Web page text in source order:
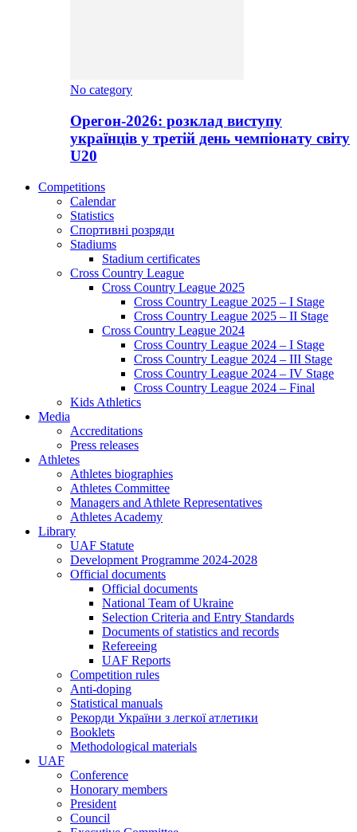
No category
Орегон-2026: розклад виступу
українців у третій день чемпіонату світу
U20
Competitions
Calendar
Statistics
Спортивні розряди
Stadiums
Stadium certificates
Cross Country League
Cross Country League 2025
Cross Country League 2025 – I Stage
Cross Country League 2025 – II Stage
Cross Country League 2024
Cross Country League 2024 – I Stage
Cross Country League 2024 – III Stage
Cross Country League 2024 – IV Stage
Cross Country League 2024 – Final
Kids Athletics
Media
Accreditations
Press releases
Athletes
Athletes biographies
Athletes Committee
Managers and Athlete Representatives
Athletes Academy
Library
UAF Statute
Development Programme 2024-2028
Official documents
Official documents
National Team of Ukraine
Selection Criteria and Entry Standards
Documents of statistics and records
Refereeing
UAF Reports
Competition rules
Anti-doping
Statistical manuals
Рекорди України з легкої атлетики
Booklets
Methodological materials
UAF
Conference
Honorary members
President
Council